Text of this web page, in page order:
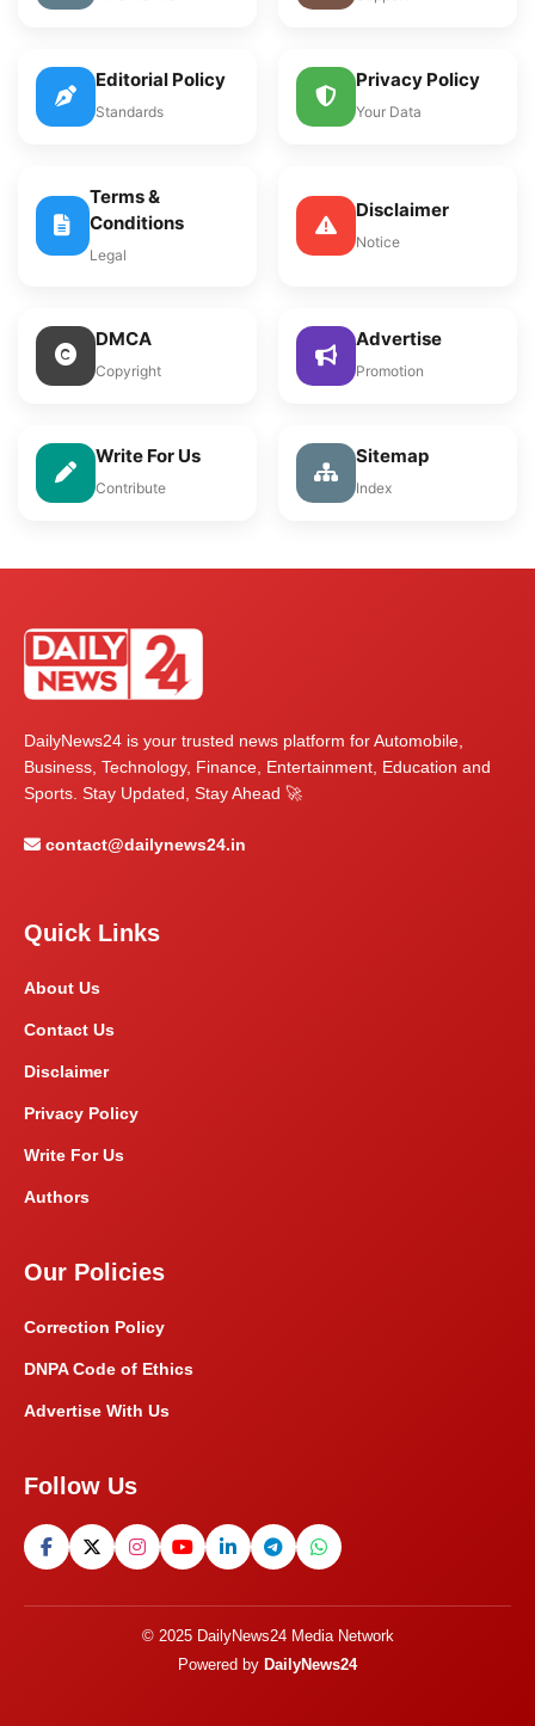
Editorial Policy
Standards
Privacy Policy
Your Data
Terms &
Conditions
Legal
Disclaimer
Notice
DMCA
Copyright
Advertise
Promotion
Write For Us
Contribute
Sitemap
Index
DailyNews24 is your trusted news platform for Automobile,
Business, Technology, Finance, Entertainment, Education and
Sports. Stay Updated, Stay Ahead 🚀
contact@dailynews24.in
Quick Links
About Us
Contact Us
Disclaimer
Privacy Policy
Write For Us
Authors
Our Policies
Correction Policy
DNPA Code of Ethics
Advertise With Us
Follow Us
© 2025 DailyNews24 Media Network
Powered by DailyNews24